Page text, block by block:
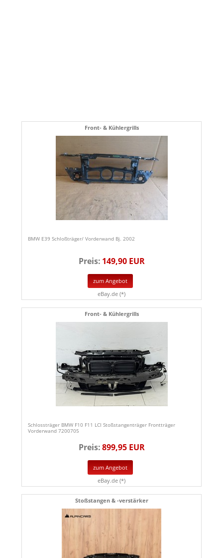
Front- & Kühlergrills
BMW E39 Schloßträger/ Vorderwand Bj. 2002
Preis: 149,90 EUR
zum Angebot
eBay.de (*)
Front- & Kühlergrills
Schlossträger BMW F10 F11 LCI Stoßstangenträger Frontträger
Vorderwand 7200705
Preis:899,95 EUR
zum Angebot
eBay.de (*)
Stoßstangen & -verstärker